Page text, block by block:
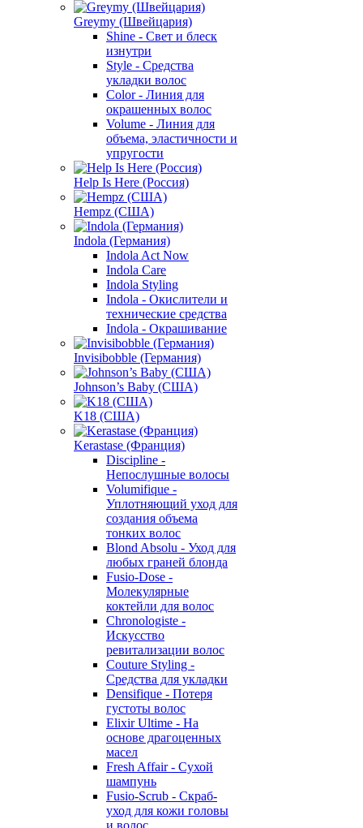
Greymy (Швейцария)
Shine - Свет и блеск
изнутри
Style - Средства
укладки волос
Color - Линия для
окрашенных волос
Volume - Линия для
объема, эластичности и
упругости
Help Is Here (Россия)
Hempz (США)
Indola (Германия)
Indola Act Now
Indola Care
Indola Styling
Indola - Окислители и
технические средства
Indola - Окрашивание
Invisibobble (Германия)
Johnson’s Baby (США)
K18 (США)
Kerastase (Франция)
Discipline -
Непослушные волосы
Volumifique -
Уплотняющий уход для
создания объема
тонких волос
Blond Absolu - Уход для
любых граней блонда
Fusio-Dose -
Молекулярные
коктейли для волос
Chronologiste -
Искусство
ревитализации волос
Couture Styling -
Средства для укладки
Densifique - Потеря
густоты волос
Elixir Ultime - На
основе драгоценных
масел
Fresh Affair - Сухой
шампунь
Fusio-Scrub - Скраб-
уход для кожи головы
и волос